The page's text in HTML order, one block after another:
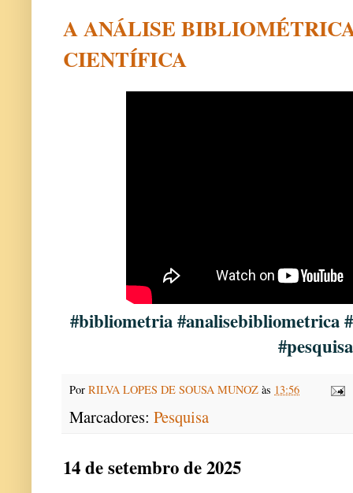
A ANÁLISE
CIENTÍFICA
#bibliometria #analisebibliometrica
#pesquisa
Por RILVA LOPES DE SOUSA MUNOZ às 13:56
Marcadores: Pesquisa
14 de setembro de 2025